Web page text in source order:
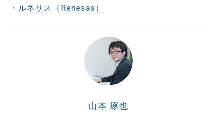
・ ルネサス（Renesas）
山本 琢也